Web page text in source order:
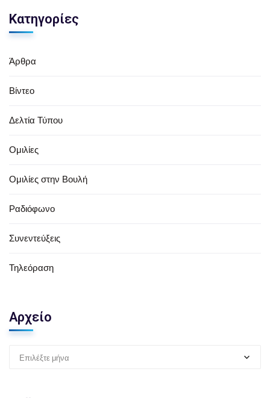
Κατηγορίες
Άρθρα
Βίντεο
Δελτία Τύπου
Ομιλίες
Ομιλίες στην Βουλή
Ραδιόφωνο
Συνεντεύξεις
Τηλεόραση
Αρχείο
Επιλέξτε μήνα